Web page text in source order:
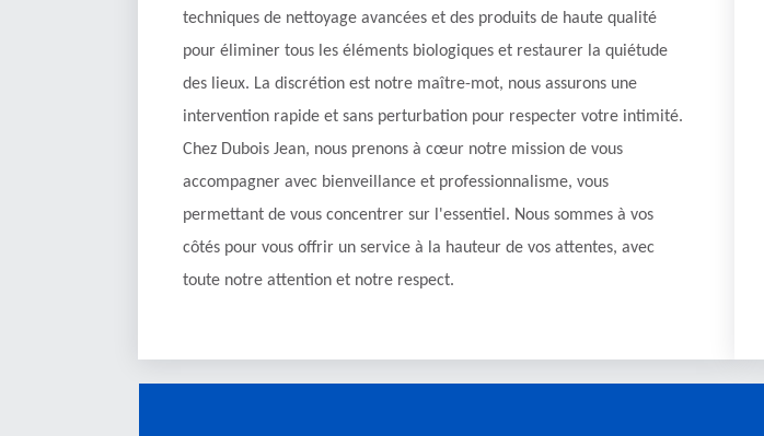
techniques de nettoyage avancées et des produits de haute qualité
pour éliminer tous les éléments biologiques et restaurer la quiétude
des lieux. La discrétion est notre maître-mot, nous assurons une
intervention rapide et sans perturbation pour respecter votre intimité.
Chez Dubois Jean, nous prenons à cœur notre mission de vous
accompagner avec bienveillance et professionnalisme, vous
permettant de vous concentrer sur l'essentiel. Nous sommes à vos
côtés pour vous offrir un service à la hauteur de vos attentes, avec
toute notre attention et notre respect.